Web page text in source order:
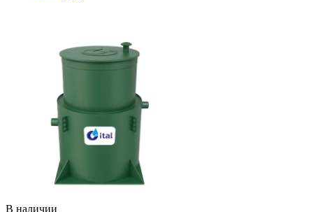
В наличии